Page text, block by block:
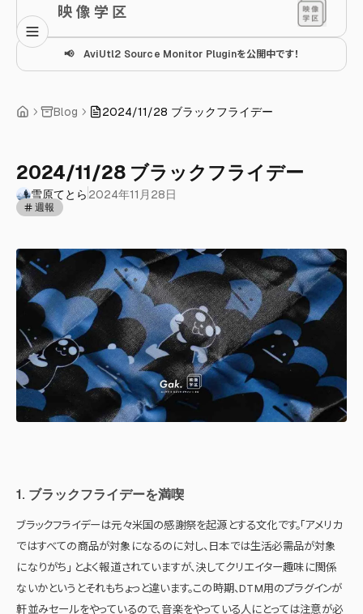
映 像 学 区
📢 AviUtl2 Source Monitor Pluginを公開中です！
Blog 2024/11/28 ブラックフライデー
2024/11/28 ブラックフライデー
雪原てとら 2024年11月28日
週報
1. ブラックフライデーを満喫
ブラックフライデーは元々米国の感謝祭を起源とする文化です。「アメリカ
ではすべての商品が対象になるのに対し、日本では生活必需品が対象
になりがち」 とよく報道されていますが、決してクリエイター趣味に関係
ないかというとそれもちょっと違います。この時期、DTM用のプラグインが
軒並みセールをやっているので、音楽をやっている人にとっては注意が必